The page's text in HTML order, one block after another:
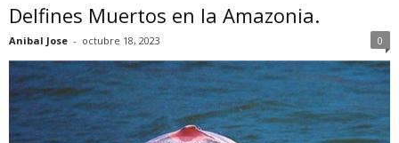
Delfines Muertos en la Amazonia.
Anibal Jose - octubre 18, 2023 0